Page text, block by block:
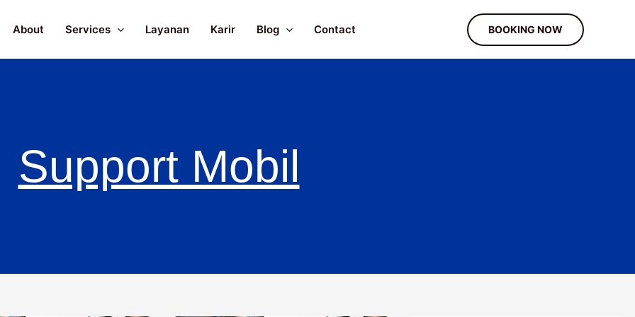
About Services Layanan Karir Blog Contact BOOKING NOW
Support Mobil